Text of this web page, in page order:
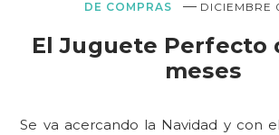
DE COMPRAS — DICIEMBRE
El Juguete Perfecto
meses
Se va acercando la Navidad y con